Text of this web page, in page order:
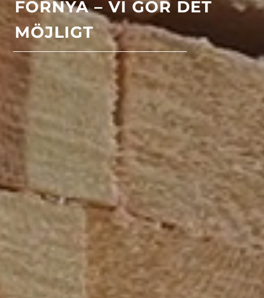
FÖRNYA – VI GÖR DET
MÖJLIGT